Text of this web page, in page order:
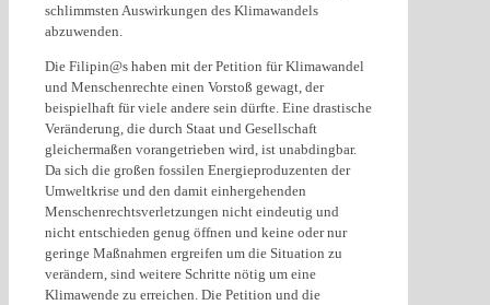
schlimmsten Auswirkungen des Klimawandels
abzuwenden.
Die Filipin@s haben mit der Petition für Klimawandel
und Menschenrechte einen Vorstoß gewagt, der
beispielhaft für viele andere sein dürfte. Eine drastische
Veränderung, die durch Staat und Gesellschaft
gleichermaßen vorangetrieben wird, ist unabdingbar.
Da sich die großen fossilen Energieproduzenten der
Umweltkrise und den damit einhergehenden
Menschenrechtsverletzungen nicht eindeutig und
nicht entschieden genug öffnen und keine oder nur
geringe Maßnahmen ergreifen um die Situation zu
verändern, sind weitere Schritte nötig um eine
Klimawende zu erreichen. Die Petition und die